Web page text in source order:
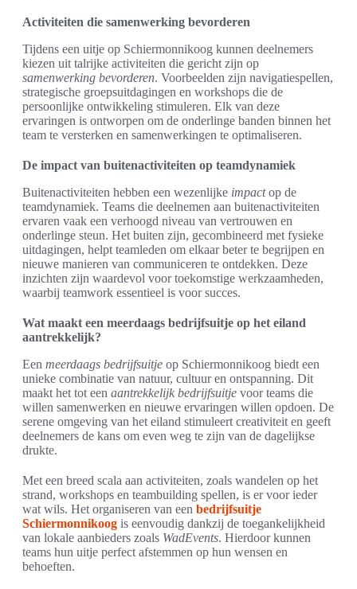
Activiteiten die samenwerking bevorderen
Tijdens een uitje op Schiermonnikoog kunnen deelnemers
kiezen uit talrijke activiteiten die gericht zijn op
samenwerking bevorderen. Voorbeelden zijn navigatiespellen,
strategische groepsuitdagingen en workshops die de
persoonlijke ontwikkeling stimuleren. Elk van deze
ervaringen is ontworpen om de onderlinge banden binnen het
team te versterken en samenwerkingen te optimaliseren.
De impact van buitenactiviteiten op teamdynamiek
Buitenactiviteiten hebben een wezenlijke impactop de
teamdynamiek. Teams die deelnemen aan buitenactiviteiten
ervaren vaak een verhoogd niveau van vertrouwen en
onderlinge steun. Het buiten zijn, gecombineerd met fysieke
uitdagingen, helpt teamleden om elkaar beter te begrijpen en
nieuwe manieren van communiceren te ontdekken. Deze
inzichten zijn waardevol voor toekomstige werkzaamheden,
waarbij teamwork essentieel is voor succes.
Wat maakt een meerdaags bedrijfsuitje op het eiland
aantrekkelijk?
Een meerdaags bedrijfsuitje op Schiermonnikoog biedt een
unieke combinatie van natuur, cultuur en ontspanning. Dit
maakt het tot een aantrekkelijk bedrijfsuitje voor teams die
willen samenwerken en nieuwe ervaringen willen opdoen. De
serene omgeving van het eiland stimuleert creativiteit en geeft
deelnemers de kans om even weg te zijn van de dagelijkse
drukte.
Met een breed scala aan activiteiten, zoals wandelen op het
strand, workshops en teambuilding spellen, is er voor ieder
wat wils. Het organiseren van een bedrijfsuitje
Schiermonnikoog is eenvoudig dankzij de toegankelijkheid
van lokale aanbieders zoals WadEvents. Hierdoor kunnen
teams hun uitje perfect afstemmen op hun wensen en
behoeften.